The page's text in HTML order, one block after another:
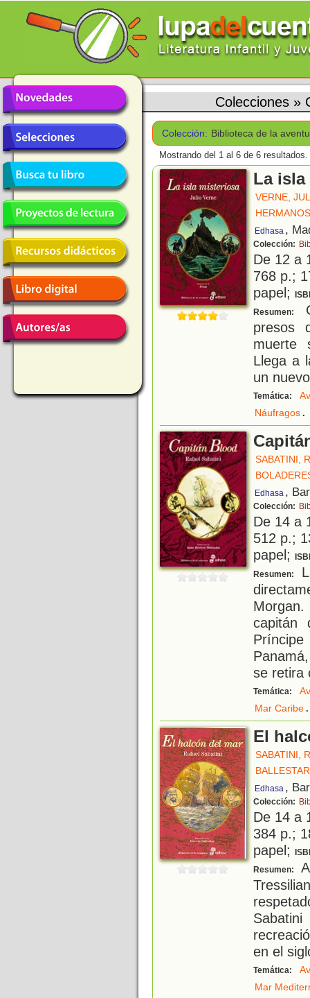
Colecciones »
Colección: Biblioteca de la
Mostrando del 1 al 6 de 6 resultados.
La
VERNE,
Edhasa ,
Colección:
De 12 a
768 p.;
papel;
Resumen:
presos
muerte
Llega a
un
Temática:
Náufragos.
SABATINI,
Edhasa ,
Colección:
De 14 a
512 p.;
papel;
Resumen:
capitán
se retira
Temática:
Mar Caribe.
El
SABATINI,
Edhasa ,
Colección:
De 14 a
384 p.;
papel;
Resumen:
en el
Temática:
Mar